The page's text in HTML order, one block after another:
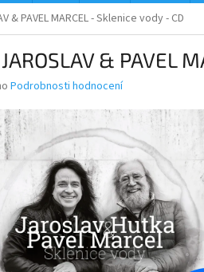
& PAVEL MARCEL - Sklenice vody - CD
& PAVEL
Podrobnosti hodnocení